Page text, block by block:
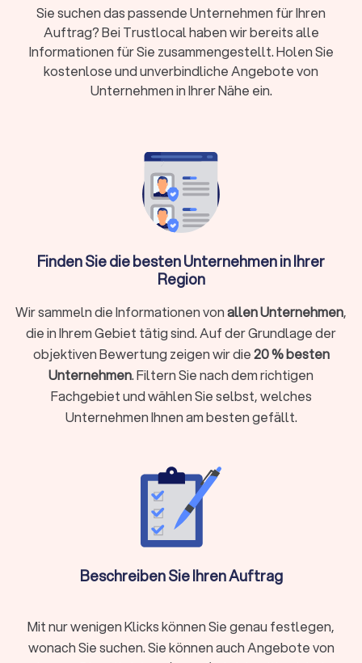
→Licht- und Tontechnik
Moderation
individuelle Playlists
Beratung zur Musikplanung
Auf- und Abbau der Ausrüstung
professionelle DJsarbeiten zusätzlich mit Live-
Musikern zusammen oder bieten Entertainment-Extras wie
Fotoboxen
an. Auf Trustlocal finden Sie einen für Sie
passenden professionellen DJ-Service, der Ihre
Veranstaltung mit dem perfekten Soundtrack untermalt und
für die richtige Stimmung sorgt.
Was kostet ein DJ in Wolnzach?
DJs arbeiten häufig mit Paketpreisen. Das bedeutet, Sie
bezahlen pauschal für einen Auftritt von einer bestimmten
Stundenanzahl, zum Beispiel zwei oder acht Stunden.
DJ-Paketpreise
400 € bis 3.000 €. Im Preis enthalten sind meistens
der Auftritt selbst, grundlegende Ausstattung (z. B.
Tonanlage, Lichttechnik), sowie Auf- und Abbau. Gegen
einen Aufpreis erhalten Sie oft Extras wie ein
Vorgespräch, Nebelmaschinen oder Verlängerung des
sowie der Leistungsumfang ergeben diese große
Preisspanne. Faktoren, die den Leistungsumfang
Sie suchen das passende Unternehmen für Ihren
Auftrag? Bei Trustlocal haben wir bereits alle
Informationen für Sie zusammengestellt. Holen Sie
kostenlose und unverbindliche Angebote von
Unternehmen in Ihrer Nähe ein.
Finden Sie die besten Unternehmen in Ihrer
Region
Wir sammeln die Informationen vonallen Unternehmen,
die in Ihrem Gebiet tätig sind. Auf der Grundlage der
objektiven Bewertung zeigen wir die20 % besten
Unternehmen. Filtern Sie nach dem richtigen
Fachgebiet und wählen Sie selbst, welches
Unternehmen Ihnen am besten gefällt.
Beschreiben Sie Ihren Auftrag
Mit nur wenigen Klicks können Sie genau festlegen,
wonach Sie suchen. Sie können auch Angebote von